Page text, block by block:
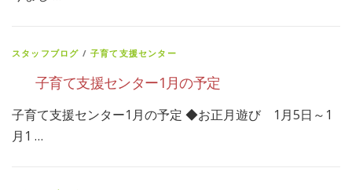
スタッフブログ /子育て支援センター
子育て支援センター1月の予定
子育て支援センター1月の予定 ◆お正月遊び 1月5日～1
月1 …